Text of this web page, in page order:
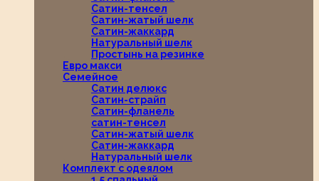
Сатин-тенсел
Сатин-жатый шелк
Сатин-жаккард
Натуральный шелк
Простынь на резинке
Евро макси
Семейное
Сатин делюкс
Сатин-страйп
Сатин-фланель
сатин-тенсел
Сатин-жатый шелк
Сатин-жаккард
Натуральный шелк
Комплект с одеялом